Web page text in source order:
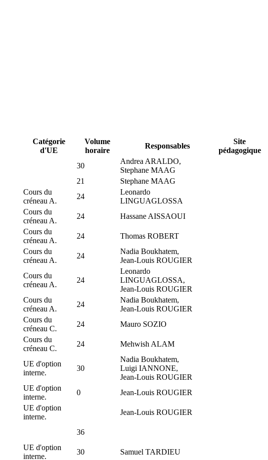
Catégorie
d'UE
Volume
horaire
Responsables
Site
pédagogique
30
Andrea ARALDO,
Stephane MAAG
21
Stephane MAAG
Cours du
créneau A.
24
Leonardo
LINGUAGLOSSA
Cours du
créneau A.
24
Hassane AISSAOUI
Cours du
créneau A.
24 Thomas ROBERT
Cours du
créneau A.
24
Nadia Boukhatem,
Jean-Louis ROUGIER
Cours du
créneau A.
24
Leonardo
LINGUAGLOSSA,
Jean-Louis ROUGIER
Cours du
créneau A.
24
Nadia Boukhatem,
Jean-Louis ROUGIER
Cours du
créneau C.
24 Mauro SOZIO
Cours du
créneau C.
24 Mehwish ALAM
UE d'option
interne.
30
Nadia Boukhatem,
Luigi IANNONE,
Jean-Louis ROUGIER
UE d'option
interne.
0 Jean-Louis ROUGIER
UE d'option
interne.
Jean-Louis ROUGIER
36
UE d'option
interne.
30 Samuel TARDIEU